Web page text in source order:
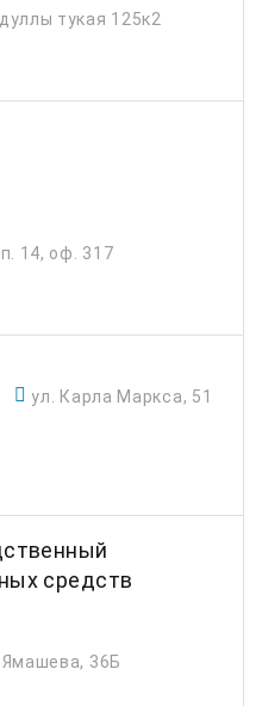
тукая 125к2
14, оф. 317
ул. Карла Маркса, 51
средств
36Б